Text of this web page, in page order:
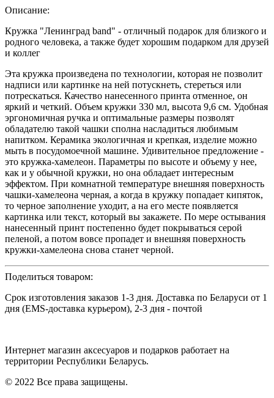
Описание:
Кружка "Ленинград band" - отличный подарок для близкого и
родного человека, а также будет хорошим подарком для друзей
и коллег
Эта кружка произведена по технологии, которая не позволит
надписи или картинке на ней потускнеть, стереться или
потрескаться. Качество нанесенного принта отменное, он
яркий и четкий. Объем кружки 330 мл, высота 9,6 см. Удобная
эргономичная ручка и оптимальные размеры позволят
обладателю такой чашки сполна насладиться любимым
напитком. Керамика экологичная и крепкая, изделие можно
мыть в посудомоечной машине. Удивительное предложение -
это кружка-хамелеон. Параметры по высоте и объему у нее,
как и у обычной кружки, но она обладает интересным
эффектом. При комнатной температуре внешняя поверхность
чашки-хамелеона черная, а когда в кружку попадает кипяток,
то черное заполнение уходит, а на его месте появляется
картинка или текст, который вы закажете. По мере остывания
нанесенный принт постепенно будет покрываться серой
пеленой, а потом вовсе пропадет и внешняя поверхность
кружки-хамелеона снова станет черной.
Поделиться товаром:
Срок изготовления заказов 1-3 дня. Доставка по Беларуси от 1
дня (EMS-доставка курьером), 2-3 дня - почтой
Интернет магазин аксесуаров и подарков работает на
территории Реcпублики Беларусь.
© 2022 Все права защищены.